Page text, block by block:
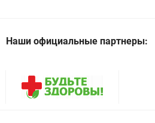
Наши официальные партнеры: